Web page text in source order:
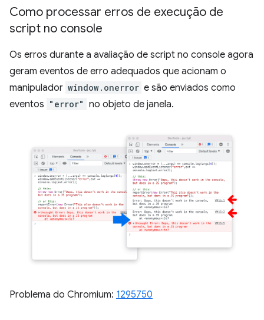
Como processar erros de execução de
script no console
Os erros durante a avaliação de script no console agora
geram eventos de erro adequados que acionam o
manipulador window.onerror e são enviados como
eventos "error" no objeto de janela.
Problema do Chromium: 1295750